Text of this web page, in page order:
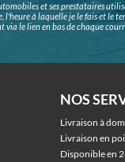
et ses prestataires
l'heure à laquelle je le fais et le
via le lien en bas de chaque
NOS
Livraison à
Livraison en
Disponible en